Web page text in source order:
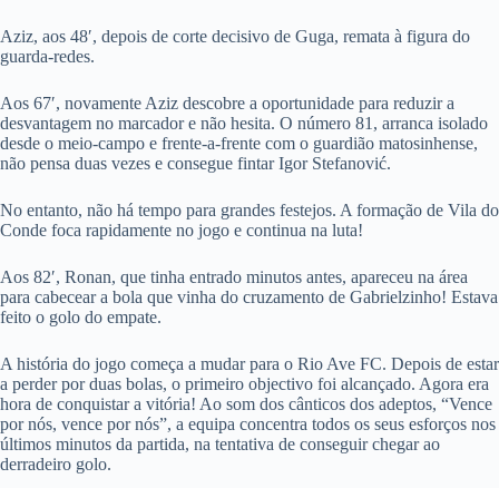
Aziz, aos 48′, depois de corte decisivo de Guga, remata à figura do
guarda-redes.
Aos 67′, novamente Aziz descobre a oportunidade para reduzir a
desvantagem no marcador e não hesita. O número 81, arranca isolado
desde o meio-campo e frente-a-frente com o guardião matosinhense,
não pensa duas vezes e consegue fintar Igor Stefanović.
No entanto, não há tempo para grandes festejos. A formação de Vila do
Conde foca rapidamente no jogo e continua na luta!
Aos 82′, Ronan, que tinha entrado minutos antes, apareceu na área
para cabecear a bola que vinha do cruzamento de Gabrielzinho! Estava
feito o golo do empate.
A história do jogo começa a mudar para o Rio Ave FC. Depois de estar
a perder por duas bolas, o primeiro objectivo foi alcançado. Agora era
hora de conquistar a vitória! Ao som dos cânticos dos adeptos, “Vence
por nós, vence por nós”, a equipa concentra todos os seus esforços nos
últimos minutos da partida, na tentativa de conseguir chegar ao
derradeiro golo.